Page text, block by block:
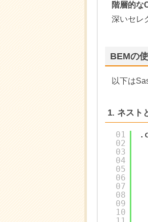
階層的な
深いセレ
BEMの
以下は
1. ネスト
01
02
03
04
05
06
07
08
09
10